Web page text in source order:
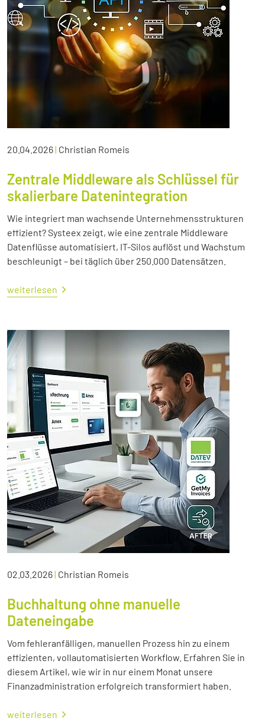
20.04.2026| Christian Romeis
Zentrale Middleware als Schlüssel für
skalierbare Datenintegration
Wie integriert man wachsende Unternehmensstrukturen
effizient? Systeex zeigt, wie eine zentrale Middleware
Datenflüsse automatisiert, IT-Silos auflöst und Wachstum
beschleunigt – bei täglich über 250.000 Datensätzen.
weiterlesen
02.03.2026| Christian Romeis
Buchhaltung ohne manuelle
Dateneingabe
Vom fehleranfälligen, manuellen Prozess hin zu einem
effizienten, vollautomatisierten Workflow. Erfahren Sie in
diesem Artikel, wie wir in nur einem Monat unsere
Finanzadministration erfolgreich transformiert haben.
weiterlesen